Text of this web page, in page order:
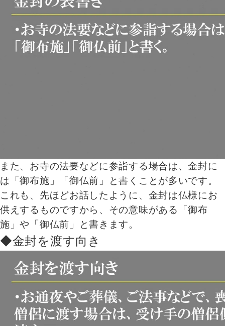
また、お寺の法要などに参詣する場合は、金封に
は「御布施」「御仏前」と書くことが多いです。
これも、先ほどお話したように、金封は仏様にお
供えするものですから、その意味がある「御布
施」や「御仏前」と書きます。
◆金封を渡す向き